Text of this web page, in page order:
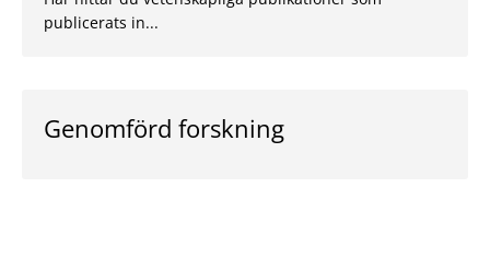
publicerats in...
Genomförd forskning